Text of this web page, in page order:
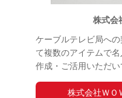
株式会
ケーブルテレビ局へ
て複数のアイテムで
作成・ご活用いただい
株式会社ＷＯ